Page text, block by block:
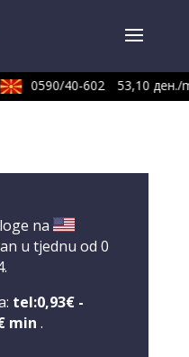
0590/40-602 53,10 ден./
na
u tjednu od 0
tel:0,93€ -
min .